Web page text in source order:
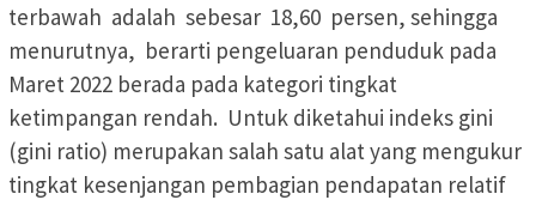
terbawah adalah sebesar 18,60 persen, sehingga
menurutnya, berarti pengeluaran penduduk pada
Maret 2022 berada pada kategori tingkat
ketimpangan rendah. Untuk diketahui indeks gini
(gini ratio) merupakan salah satu alat yang mengukur
tingkat kesenjangan pembagian pendapatan relatif